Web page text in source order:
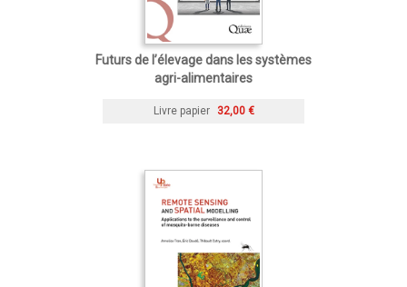
Futurs de l’élevage dans les systèmes
agri-alimentaires
Livre papier 32,00 €